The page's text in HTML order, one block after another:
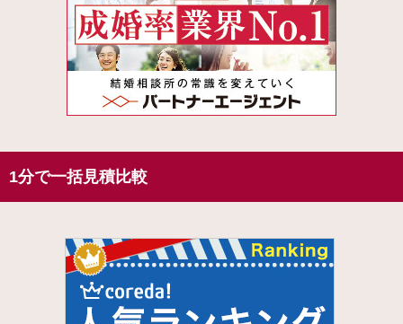
1分で一括見積比較